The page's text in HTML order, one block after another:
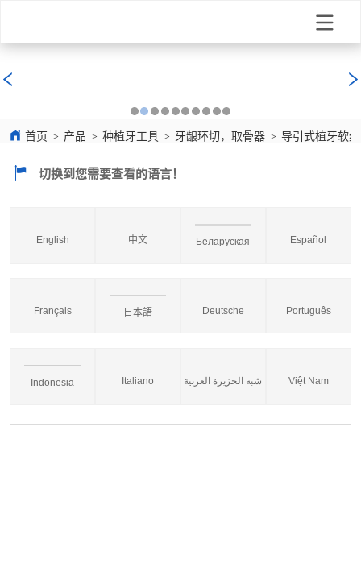
首页 > 产品 > 种植牙工具 > 牙龈环切，取骨器 > 导引式植牙软
切换到您需要查看的语言！
English 中文 Беларуская Español
Français 日本語 Deutsche Português
Indonesia Italiano شبه الجزيرة العربية Việt Nam